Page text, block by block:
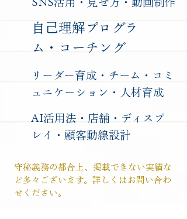
​自己理解プログラ
ム・コーチング
​リーダー育成・チーム・コミ
ュニケーション・人材育成
AI活用法・店舗・ディスプ
レイ・顧客動線設計
守秘義務の都合上、掲載できない実績な
ど多々ございます。詳しくはお問い合わ
せください。